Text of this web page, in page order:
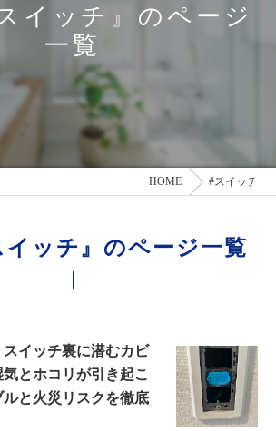
イッチ』のページ
一覧
HOME #スイッチ
イッチ』のページ一覧
イッチ裏に潜むカビ
とホコリが引き起こ
と火災リスクを徹底